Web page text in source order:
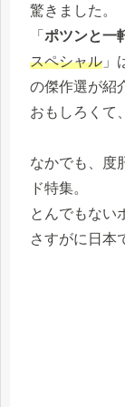
驚きました。
「 ポツンと一
スペシャル 」
の傑作選が紹
おもしろくて
なかでも、度
ド特集。
とんでもない
さすがに日本